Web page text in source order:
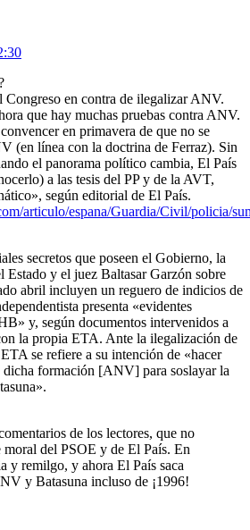
Congreso en contra de ilegalizar ANV.
que hay muchas pruebas contra ANV.
en primavera de que no se
(en línea con la doctrina de Ferraz). Sin
el panorama político cambia, El País
a las tesis del PP y de la AVT,
según editorial de El País.
articulo/espana/Guardia/Civil/policia/
secretos que poseen el Gobierno, la
Estado y el juez Baltasar Garzón sobre
abril incluyen un reguero de indicios de
presenta «evidentes
y, según documentos intervenidos a
la propia ETA. Ante la ilegalización de
se refiere a su intención de «hacer
dicha formación [ANV] para soslayar la
de los lectores, que no
moral del PSOE y de El País. En
y remilgo, y ahora El País saca
y Batasuna incluso de ¡1996!